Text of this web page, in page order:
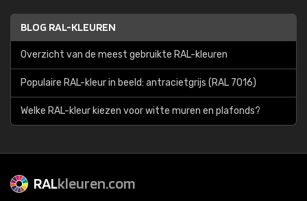
BLOG RAL-KLEUREN
Overzicht van de meest gebruikte RAL-kleuren
Populaire RAL-kleur in beeld: antracietgrijs (RAL 7016)
Welke RAL-kleur kiezen voor witte muren en plafonds?
RALkleuren.com